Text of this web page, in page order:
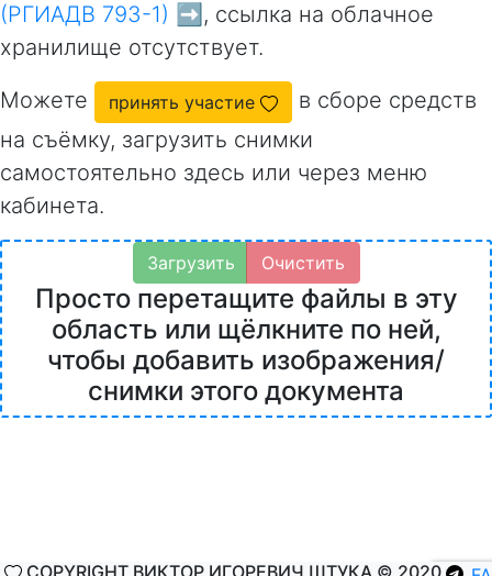
(РГИАДВ 793-1) ➡️ , ссылка на облачное
хранилище отсутствует.
Можете принять участие
в сборе средств
на съёмку, загрузить снимки
самостоятельно здесь или через меню
кабинета.
Загрузить Очистить
Просто перетащите файлы в эту
область или щёлкните по ней,
чтобы добавить изображения/
снимки этого документа
COPYRIGHT ВИКТОР ИГОРЕВИЧ ШТУКА © 2020